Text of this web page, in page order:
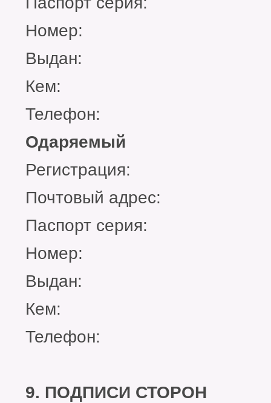
Номер:
Выдан:
Кем:
Телефон:
Одаряемый
Регистрация:
Почтовый адрес:
Паспорт серия:
Номер:
Выдан:
Кем:
Телефон:
9. ПОДПИСИ СТОРОН